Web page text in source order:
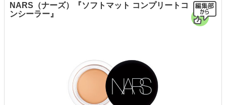
NARS（ナーズ）『ソフトマット コンプリートコ
ンシーラー』